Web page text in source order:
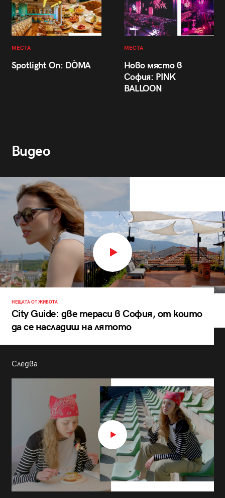
МЕСТА
Spotlight On: DÒMA
МЕСТА
Ново място в
София: PINK
BALLOON
Видео
НЕЩАТА ОТ ЖИВОТА
City Guide: две тераси в София, от които
да се насладиш на лятото
Следва